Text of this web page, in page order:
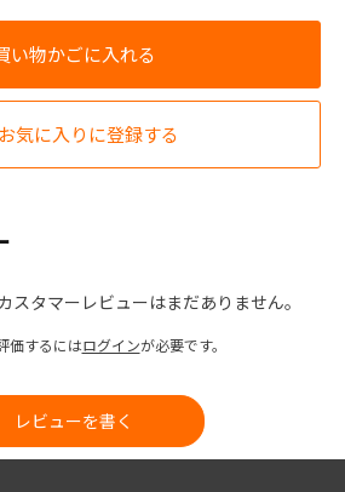
お気に入りに登録する
スタマーレビューはまだありません。
価するにはログインが必要です。
レビューを書く